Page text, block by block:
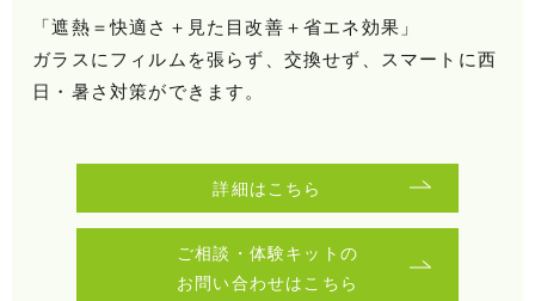
「遮熱＝快適さ＋見た目改善＋省エネ効果」
ガラスにフィルムを張らず、交換せず、スマートに西
日・暑さ対策ができます。
詳細はこちら
ご相談・体験キットの
お問い合わせはこちら